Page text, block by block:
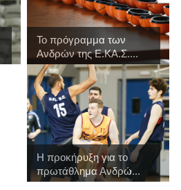
Το πρόγραμμα των
Ανδρών της Ε.ΚΑ.Σ....
Η προκήρυξη για το
πρωτάθλημα Ανδρώ...